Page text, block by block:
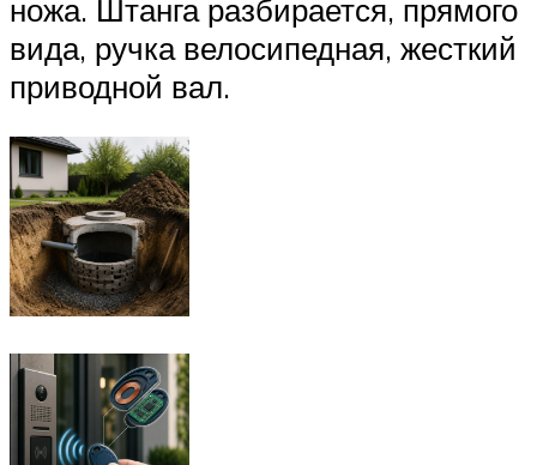
ножа. Штанга разбирается, прямого
вида, ручка велосипедная, жесткий
приводной вал.